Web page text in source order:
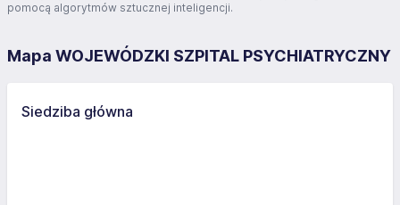
pomocą algorytmów sztucznej inteligencji.
Mapa WOJEWÓDZKI SZPITAL PSYCHIATRYCZNY
Siedziba główna